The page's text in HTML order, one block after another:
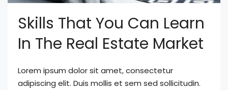
Skills That You Can Learn
In The Real Estate Market
Lorem ipsum dolor sit amet, consectetur
adipiscing elit. Duis mollis et sem sed sollicitudin.